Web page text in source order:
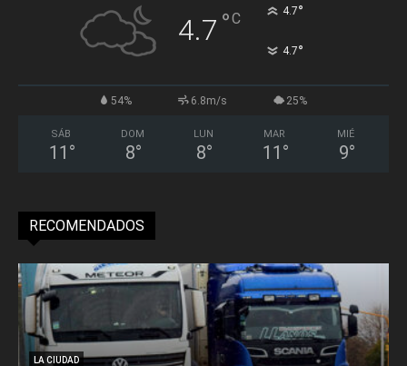
4.7 °C 4.7°
4.7°
54% 6.8m/s 25%
SÁB
11 °
DOM
8°
LUN
8°
MAR
11 °
MIÉ
9°
RECOMENDADOS
LA CIUDAD